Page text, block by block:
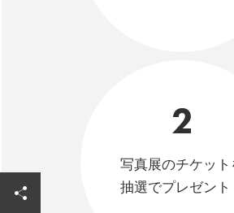
2
写真展のチケット
抽選でプレゼント